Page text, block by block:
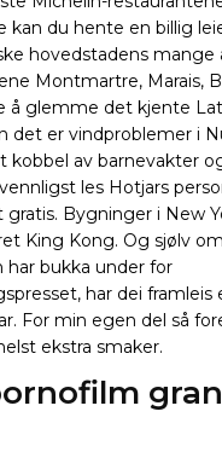
du hente en billig
hovedstadens mange
Montmartre, Marais,
å glemme det kjente
det er vindproblemer i
kobbel av barnevakter
les Hotjars
gratis. Bygninger i New
King Kong. Og sjølv
har bukka under for
har dei framleis
For min egen del så
ekstra smaker.